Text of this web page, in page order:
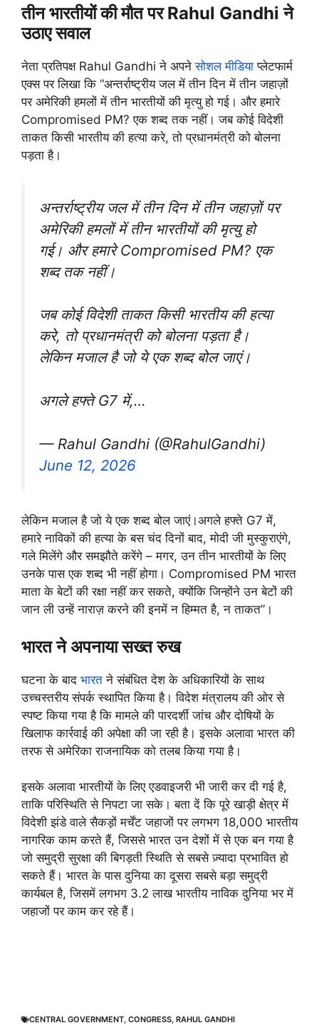
तीन भारतीयों की मौत पर Rahul Gandhi ने
उठाए सवाल
नेता प्रतिपक्ष Rahul Gandhi ने अपनेसोशल मीडिया प्लेटफार्म
एक्स पर लिखा कि “अन्तर्राष्ट्रीय जल में तीन दिन में तीन जहाज़ों
पर अमेरिकी हमलों में तीन भारतीयों की मृत्यु हो गई। और हमारे
Compromised PM? एक शब्द तक नहीं। जब कोई विदेशी
ताकत किसी भारतीय की हत्या करे, तो प्रधानमंत्री को बोलना
पड़ता है।
अन्तर्राष्ट्रीय जल में तीन दिन में तीन जहाज़ों पर
अमेरिकी हमलों में तीन भारतीयों की मृत्यु हो
गई। और हमारे Compromised PM? एक
शब्द तक नहीं।
जब कोई विदेशी ताकत किसी भारतीय की हत्या
करे, तो प्रधानमंत्री को बोलना पड़ता है।
लेकिन मजाल है जो ये एक शब्द बोल जाएं।
अगले हफ्ते G7 में,…
— Rahul Gandhi (@RahulGandhi)
June 12, 2026
लेकिन मजाल है जो ये एक शब्द बोल जाएं।अगले हफ्ते G7 में,
हमारे नाविकों की हत्या के बस चंद दिनों बाद, मोदी जी मुस्कुराएंगे,
गले मिलेंगे और समझौते करेंगे – मगर, उन तीन भारतीयों के लिए
उनके पास एक शब्द भी नहीं होगा। Compromised PM भारत
माता के बेटों की रक्षा नहीं कर सकते, क्योंकि जिन्होंने उन बेटों की
जान ली उन्हें नाराज़ करने की इनमें न हिम्मत है, न ताकत”।
भारत ने अपनाया सख्त रुख
घटना के बाद भारत ने संबंधित देश के अधिकारियों के साथ
उच्चस्तरीय संपर्क स्थापित किया है। विदेश मंत्रालय की ओर से
स्पष्ट किया गया है कि मामले की पारदर्शी जांच और दोषियों के
खिलाफ कार्रवाई की अपेक्षा की जा रही है। इसके अलावा भारत की
तरफ से अमेरिका राजनायिक को तलब किया गया है।
इसके अलावा भारतीयों के लिए एडवाइजरी भी जारी कर दी गई है,
ताकि परिस्थिति से निपटा जा सके। बता दें कि पूरे खाड़ी क्षेत्र में
विदेशी झंडे वाले सैकड़ों मर्चेंट जहाजों पर लगभग 18,000 भारतीय
नागरिक काम करते हैं, जिससे भारत उन देशों में से एक बन गया है
जो समुद्री सुरक्षा की बिगड़ती स्थिति से सबसे ज़्यादा प्रभावित हो
सकते हैं। भारत के पास दुनिया का दूसरा सबसे बड़ा समुद्री
कार्यबल है, जिसमें लगभग 3.2 लाख भारतीय नाविक दुनिया भर में
जहाजों पर काम कर रहे हैं।
CENTRAL GOVERNMENT, CONGRESS, RAHUL GANDHI